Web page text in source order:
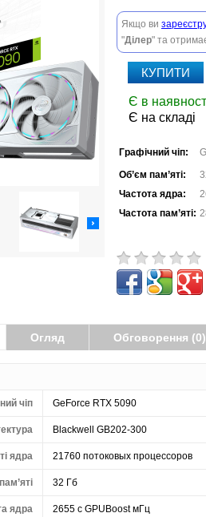
Якщо ви
"Ділер" та
КУПИТИ
Є в
Є на складі
Графічний чіп:
Об’єм пам’яті:
Частота ядра:
Частота пам’яті:
Огляд Обговорення (0)
чіп GeForce RTX 5090
Blackwell GB202-300
ядра 21760 потоковых процессоров
32 Гб
ядра 2655 с GPUBoost мГц